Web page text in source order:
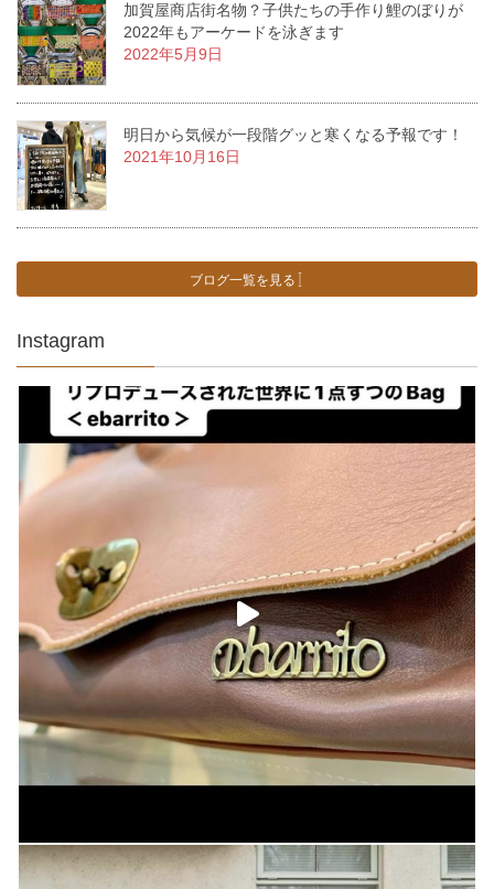
加賀屋商店街名物？子供たちの手作り鯉のぼりが
2022年もアーケードを泳ぎます
2022年5月9日
明日から気候が一段階グッと寒くなる予報です！
2021年10月16日
ブログ一覧を見る
Instagram